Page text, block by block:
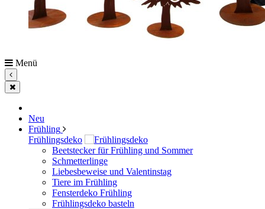
Menü
Neu
Frühling
Frühlingsdeko
Beetstecker für Frühling und Sommer
Schmetterlinge
Liebesbeweise und Valentinstag
Tiere im Frühling
Fensterdeko Frühling
Frühlingsdeko basteln